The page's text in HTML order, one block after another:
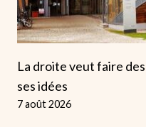
La droite veut faire
ses idées
7 août 2026